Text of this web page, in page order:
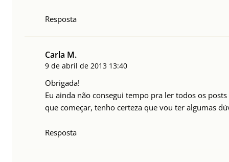
Resposta
Carla M.
9 de abril de 2013 13:40
Obrigada!
Eu ainda não consegui tempo pra ler todos os
que começar, tenho certeza que vou ter algumas
Resposta